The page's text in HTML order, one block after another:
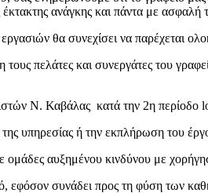
ανάγκης και πάντα με ασφαλή
θα συνεχίσει να παρέχεται
πελάτες και συνεργάτες του
Ν. Καβάλας κατά την 2η περίοδο
υπηρεσίας ή την εκπλήρωση του
αυξημένου κινδύνου με
εφόσον συνάδει προς τη φύση των